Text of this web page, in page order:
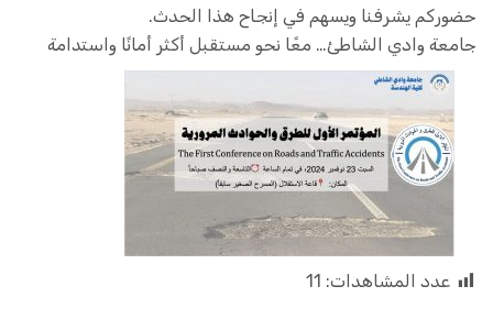
حضوركم يشرفنا ويسهم في إنجاح هذا الحدث.
جامعة وادي الشاطئ… معًا نحو مستقبل أكثر أمانًا واستدامة
عدد المشاهدات: 11